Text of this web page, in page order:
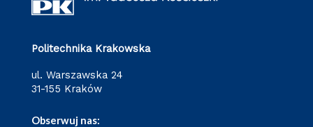
Politechnika Krakowska
ul. Warszawska 24
31-155 Kraków
Obserwuj nas: